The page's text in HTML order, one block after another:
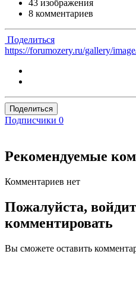
43 изображения
8 комментариев
Поделиться
https://forumozery.ru/gallery/
Поделиться
Подписчики 0
Рекомендуемые
Комментариев нет
Пожалуйста,
комментировать
Вы сможете оставить